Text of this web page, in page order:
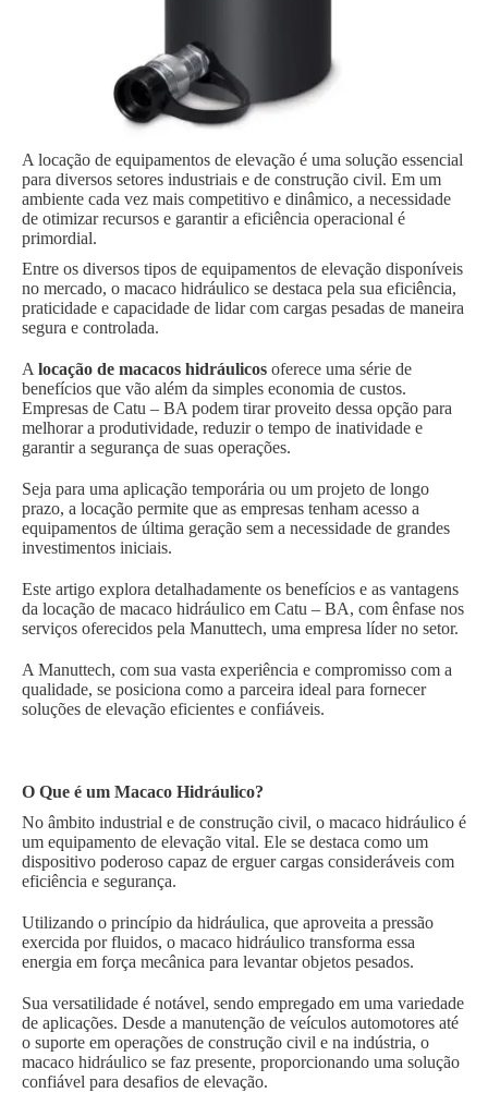
A locação de equipamentos de elevação é uma solução essencial
para diversos setores industriais e de construção civil. Em um
ambiente cada vez mais competitivo e dinâmico, a necessidade
de otimizar recursos e garantir a eficiência operacional é
primordial.
Entre os diversos tipos de equipamentos de elevação disponíveis
no mercado, o macaco hidráulico se destaca pela sua eficiência,
praticidade e capacidade de lidar com cargas pesadas de maneira
segura e controlada.
A locação de macacos hidráulicos oferece uma série de
benefícios que vão além da simples economia de custos.
Empresas de Catu – BA podem tirar proveito dessa opção para
melhorar a produtividade, reduzir o tempo de inatividade e
garantir a segurança de suas operações.
Seja para uma aplicação temporária ou um projeto de longo
prazo, a locação permite que as empresas tenham acesso a
equipamentos de última geração sem a necessidade de grandes
investimentos iniciais.
Este artigo explora detalhadamente os benefícios e as vantagens
da locação de macaco hidráulico em Catu – BA, com ênfase nos
serviços oferecidos pela Manuttech, uma empresa líder no setor.
A Manuttech, com sua vasta experiência e compromisso com a
qualidade, se posiciona como a parceira ideal para fornecer
soluções de elevação eficientes e confiáveis.
O Que é um Macaco Hidráulico?
No âmbito industrial e de construção civil, o macaco hidráulico é
um equipamento de elevação vital. Ele se destaca como um
dispositivo poderoso capaz de erguer cargas consideráveis com
eficiência e segurança.
Utilizando o princípio da hidráulica, que aproveita a pressão
exercida por fluidos, o macaco hidráulico transforma essa
energia em força mecânica para levantar objetos pesados.
Sua versatilidade é notável, sendo empregado em uma variedade
de aplicações. Desde a manutenção de veículos automotores até
o suporte em operações de construção civil e na indústria, o
macaco hidráulico se faz presente, proporcionando uma solução
confiável para desafios de elevação.